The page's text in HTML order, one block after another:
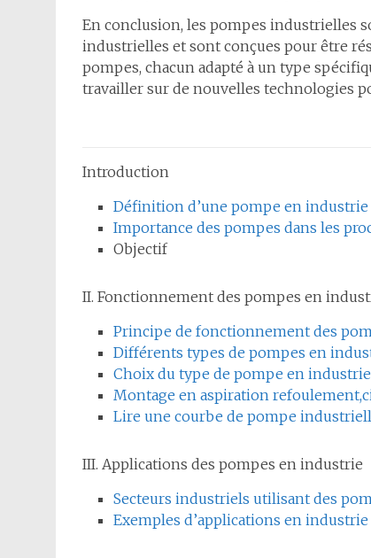
En conclusion, les pompes industrielles
industrielles et sont conçues pour être
pompes, chacun adapté à un type
travailler sur de nouvelles technologies
Introduction
Définition d’une pompe en industrie
Importance des pompes dans les
Objectif
II. Fonctionnement des pompes en
Principe de fonctionnement des
Différents types de pompes en
Choix du type de pompe en
Montage en aspiration
Lire une courbe de pompe
III. Applications des pompes en industrie
Secteurs industriels utilisant des
Exemples d’applications en